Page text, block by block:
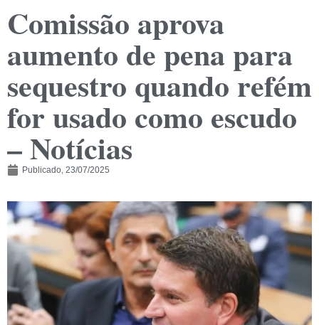
Comissão aprova
aumento de pena para
sequestro quando refém
for usado como escudo
– Notícias
Publicado, 23/07/2025